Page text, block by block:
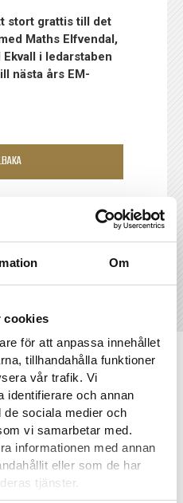
Om
cookies
för att anpassa innehållet
tillhandahålla funktioner
vår trafik. Vi
identifierare och annan
de sociala medier och
vi samarbetar med.
informationen med annan
eller som de har
tjänster.
stort grattis till det
Maths Elfvendal,
i ledarstaben
nästa års EM-